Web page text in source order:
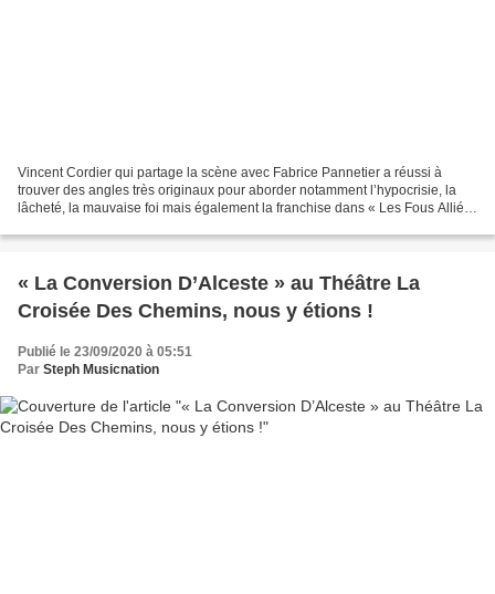
Vincent Cordier qui partage la scène avec Fabrice Pannetier a réussi à
trouver des angles très originaux pour aborder notamment l’hypocrisie, la
lâcheté, la mauvaise foi mais également la franchise dans « Les Fous Alliés
« La Conversion D’Alceste » au Théâtre La
Croisée Des Chemins, nous y étions !
Publié le 23/09/2020 à 05:51
Par Steph Musicnation